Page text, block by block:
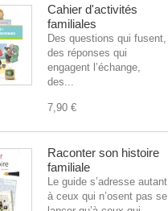
Cahier d'activités
familiales
Des questions qui fusent,
des réponses qui
engagent l’échange,
des...
7,90 €
Raconter son histoire
familiale
Le guide s’adresse autant
à ceux qui n’osent pas se